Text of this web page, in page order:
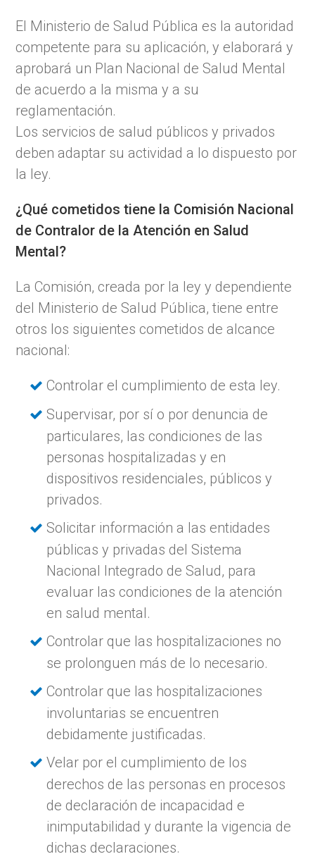
El Ministerio de Salud Pública es la autoridad
competente para su aplicación, y elaborará y
aprobará un Plan Nacional de Salud Mental
de acuerdo a la misma y a su
reglamentación.
Los servicios de salud públicos y privados
deben adaptar su actividad a lo dispuesto por
la ley.
¿Qué cometidos tiene la Comisión Nacional
de Contralor de la Atención en Salud
Mental?
La Comisión, creada por la ley y dependiente
del Ministerio de Salud Pública, tiene entre
otros los siguientes cometidos de alcance
nacional:
Controlar el cumplimiento de esta ley.
Supervisar, por sí o por denuncia de
particulares, las condiciones de las
personas hospitalizadas y en
dispositivos residenciales, públicos y
privados.
Solicitar información a las entidades
públicas y privadas del Sistema
Nacional Integrado de Salud, para
evaluar las condiciones de la atención
en salud mental.
Controlar que las hospitalizaciones no
se prolonguen más de lo necesario.
Controlar que las hospitalizaciones
involuntarias se encuentren
debidamente justificadas.
Velar por el cumplimiento de los
derechos de las personas en procesos
de declaración de incapacidad e
inimputabilidad y durante la vigencia de
dichas declaraciones.